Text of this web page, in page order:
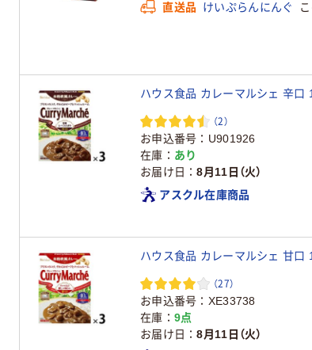
直送品 けいぷらんにんぐ
ハウス食品 カレーマルシェ 辛口
（2）
お申込番号
U901926
在庫
あり
お届け日
8月11日（火）
アスクル在庫商品
ハウス食品 カレーマルシェ 甘口
（27）
お申込番号
XE33738
在庫
9点
お届け日
8月11日（火）